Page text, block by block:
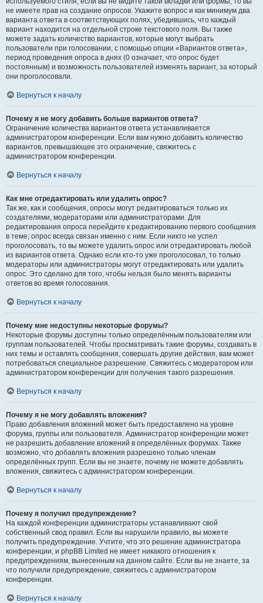
не имеете прав на создание опросов. Укажите вопрос и как минимум два
варианта ответа в соответствующих полях, убедившись, что каждый
вариант находится на отдельной строке текстового поля. Вы также
можете задать количество вариантов, которые могут выбрать
пользователи при голосовании, с помощью опции «Вариантов ответа»,
период проведения опроса в днях (0 означает, что опрос будет
постоянным) и возможность пользователей изменять вариант, за который
они проголосовали.
Вернуться к началу
Почему я не могу добавить больше вариантов ответа?
Ограничение количества вариантов ответа устанавливается
администратором конференции. Если вам нужно добавить количество
вариантов, превышающее это ограничение, свяжитесь с
администратором конференции.
Вернуться к началу
Как мне отредактировать или удалить опрос?
Так же, как и сообщения, опросы могут редактироваться только их
создателями, модераторами или администраторами. Для
редактирования опроса перейдите к редактированию первого сообщения
в теме; опрос всегда связан именно с ним. Если никто не успел
проголосовать, то вы можете удалить опрос или отредактировать любой
из вариантов ответа. Однако если кто-то уже проголосовал, то только
модераторы или администраторы могут отредактировать или удалить
опрос. Это сделано для того, чтобы нельзя было менять варианты
ответов во время голосования.
Вернуться к началу
Почему мне недоступны некоторые форумы?
Некоторые форумы доступны только определённым пользователям или
группам пользователей. Чтобы просматривать такие форумы, создавать в
них темы и оставлять сообщения, совершать другие действия, вам может
потребоваться специальное разрешение. Свяжитесь с модератором или
администратором конференции для получения такого разрешения.
Вернуться к началу
Почему я не могу добавлять вложения?
Право добавления вложений может быть предоставлено на уровне
форума, группы или пользователя. Администратор конференции может
не разрешить добавление вложений в определённых форумах. Также
возможно, что добавлять вложения разрешено только членам
определённых групп. Если вы не знаете, почему не можете добавлять
вложения, свяжитесь с администратором конференции.
Вернуться к началу
Почему я получил предупреждение?
На каждой конференции администраторы устанавливают свой
собственный свод правил. Если вы нарушили правило, вы можете
получить предупреждение. Учтите, что это решение администратора
конференции, и phpBB Limited не имеет никакого отношения к
предупреждениям, вынесенным на данном сайте. Если вы не знаете, за
что получили предупреждение, свяжитесь с администратором
конференции.
Вернуться к началу